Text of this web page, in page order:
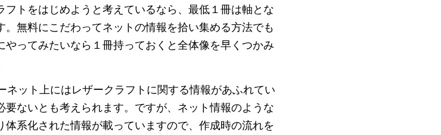
トをはじめようと考えているなら、最低１冊は軸とな
無料にこだわってネットの情報を拾い集める方法でも
ってみたいなら１冊持っておくと全体像を早くつかみ
ット上にはレザークラフトに関する情報があふれてい
ないとも考えられます。ですが、ネット情報のような
系化された情報が載っていますので、作成時の流れを